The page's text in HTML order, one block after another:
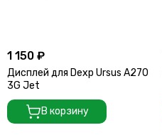
1 150 ₽
Дисплей для Dexp Ursus A270
3G Jet
В корзину